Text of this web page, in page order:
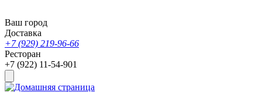
Ваш город
Доставка
+7 (929) 219-96-66
Ресторан
+7 (922) 11-54-901